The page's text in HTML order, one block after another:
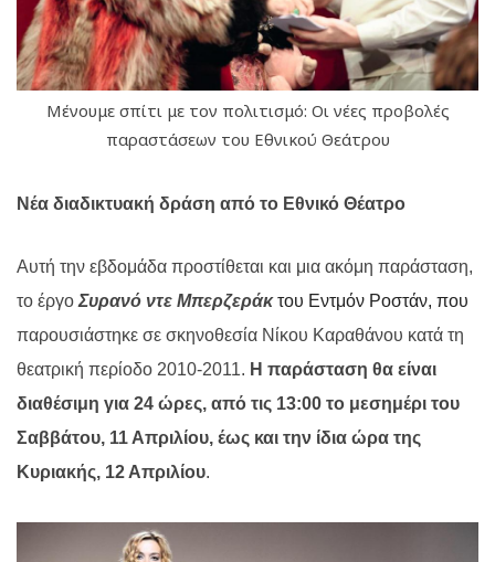
Μένουμε σπίτι με τον πολιτισμό: Οι νέες προβολές
παραστάσεων του Εθνικού Θεάτρου
Νέα διαδικτυακή δράση από το Εθνικό Θέατρο
Αυτή την εβδομάδα προστίθεται και μια ακόμη παράσταση,
το έργο Συρανό ντε Μπερζεράκ του Εντμόν Ροστάν, που
παρουσιάστηκε σε σκηνοθεσία Νίκου Καραθάνου κατά τη
θεατρική περίοδο 2010-2011. Η παράσταση θα είναι
διαθέσιμη για 24 ώρες, από τις 13:00 το μεσημέρι του
Σαββάτου, 11 Απριλίου, έως και την ίδια ώρα της
Κυριακής, 12 Απριλίου.